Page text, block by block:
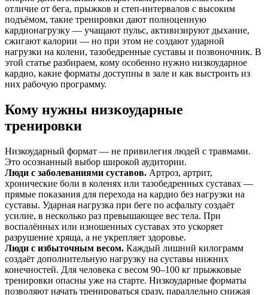
отличие от бега, прыжков и степ-интервалов с высоким
подъёмом, такие тренировки дают полноценную
кардионагрузку — учащают пульс, активизируют дыхание,
сжигают калории — но при этом не создают ударной
нагрузки на колени, тазобедренные суставы и позвоночник. В
этой статье разбираем, кому особенно нужно низкоударное
кардио, какие форматы доступны в зале и как выстроить из
них рабочую программу.
Кому нужны низкоударные
тренировки
Низкоударный формат — не привилегия людей с травмами.
Это осознанный выбор широкой аудитории.
Люди с заболеваниями суставов. Артроз, артрит,
хронические боли в коленях или тазобедренных суставах —
прямые показания для перехода на кардио без нагрузки на
суставы. Ударная нагрузка при беге по асфальту создаёт
усилие, в несколько раз превышающее вес тела. При
воспалённых или изношенных суставах это ускоряет
разрушение хряща, а не укрепляет здоровье.
Люди с избыточным весом. Каждый лишний килограмм
создаёт дополнительную нагрузку на суставы нижних
конечностей. Для человека с весом 90–100 кг прыжковые
тренировки опасны уже на старте. Низкоударные форматы
позволяют начать тренироваться сразу, параллельно снижая